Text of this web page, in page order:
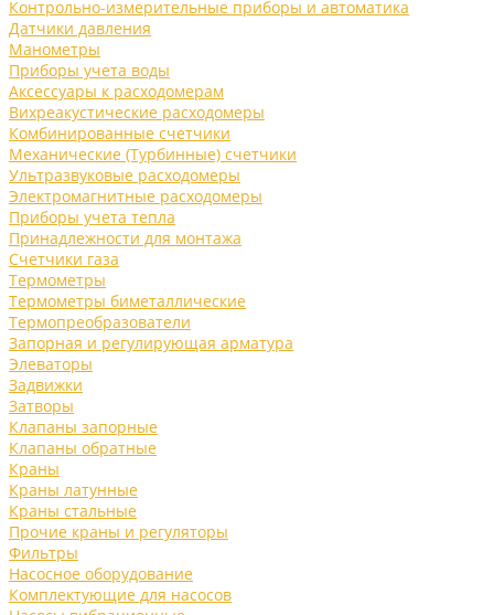
Контрольно-измерительные приборы и автоматика
Датчики давления
Манометры
Приборы учета воды
Аксессуары к расходомерам
Вихреакустические расходомеры
Комбинированные счетчики
Механические (Турбинные) счетчики
Ультразвуковые расходомеры
Электромагнитные расходомеры
Приборы учета тепла
Принадлежности для монтажа
Счетчики газа
Термометры
Термометры биметаллические
Термопреобразователи
Запорная и регулирующая арматура
Элеваторы
Задвижки
Затворы
Клапаны запорные
Клапаны обратные
Краны
Краны латунные
Краны стальные
Прочие краны и регуляторы
Фильтры
Насосное оборудование
Комплектующие для насосов